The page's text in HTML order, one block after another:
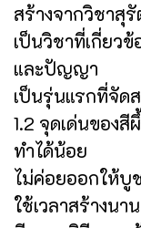
สร้างจากวิชาสุ
เป็นวิชาที่เกี่ยว
และปัญญา
เป็นรุ่นแรกที่จัด
1.2 จุดเด่นของสี
ทำได้น้อย
ไม่ค่อยออกให้บู
ใช้เวลาสร้างนาน